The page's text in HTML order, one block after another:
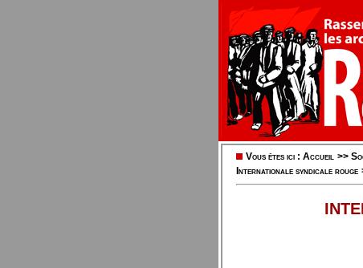
Vous êtes ici : Accueil >>
Internationale syndicale rouge